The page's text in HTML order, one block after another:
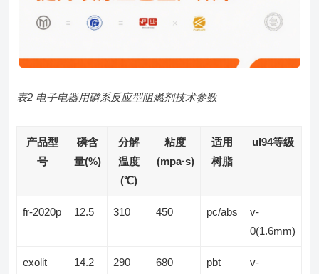
表2 电子电器用磷系反应型阻燃剂技术参数
产品型
号
磷含
量(%)
分解
温度
(℃)
粘度
(mpa·s)
适用
树脂
ul94等级
fr-2020p 12.5 310 450 pc/abs
v-
0(1.6mm)
exolit
14.2 290 680 pbt
v-